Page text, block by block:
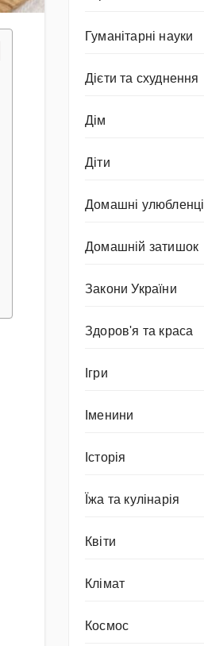
Гуманітарні науки
Дієти та схуднення
Дім
Діти
Домашні улюбленці
Домашній затишок
Закони України
Здоров'я та краса
Ігри
Іменини
Історія
Їжа та кулінарія
Квіти
Клімат
Космос